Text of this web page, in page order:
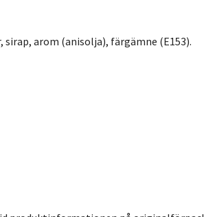
arom (anisolja), färgämne (E153).